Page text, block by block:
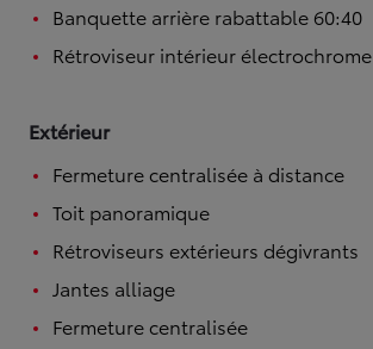
Banquette arrière rabattable 60:40
Rétroviseur intérieur électrochrome
Extérieur
Fermeture centralisée à distance
Toit panoramique
Rétroviseurs extérieurs dégivrants
Jantes alliage
Fermeture centralisée